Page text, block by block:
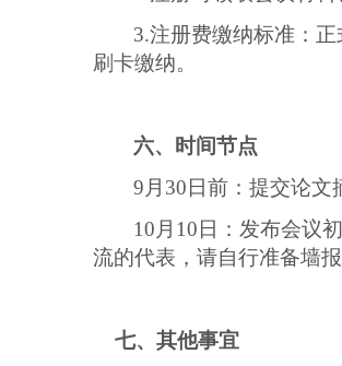
3.注册费缴纳标准：正
刷卡缴纳。
六、时间节点
9 月 30 日前：提交论文
10 月 10 日： 发布会议
流的代表，请自行准备墙
七、其他事宜